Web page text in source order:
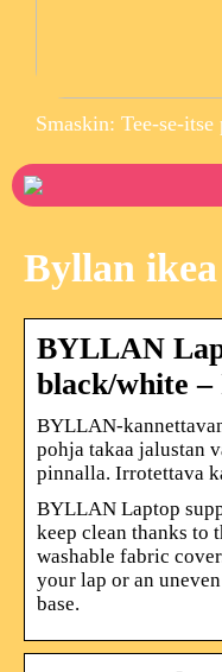
Smaskin: Tee-se-
Byllan ikea
BYLLAN
black/white
BYLLAN-
pohja takaa jalustan
pinnalla. Irrotettava
BYLLAN Laptop
keep clean thanks to
washable fabric
your lap or an
base.